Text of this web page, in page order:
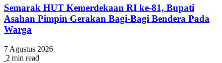
Semarak HUT Kemerdekaan RI ke-81, Bupati
Asahan Pimpin Gerakan Bagi-Bagi Bendera Pada
Warga
7 Agustus 2026
2 min read